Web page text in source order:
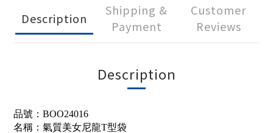
Description
Shipping &
Payment
Customer
Reviews
Description
品號： BOO24016
名稱： 氣質美女尼龍T型袋